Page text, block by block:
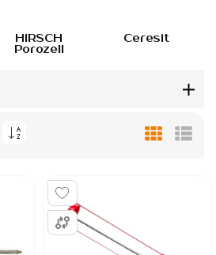
HIRSCH
Porozell
Ceresit
Сортувати
збільшення